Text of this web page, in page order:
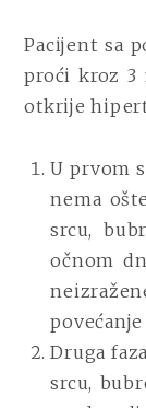
Pacijent sa
proći kroz 3
otkrije
U prvom
nema
srcu,
očnom
Druga
srcu,